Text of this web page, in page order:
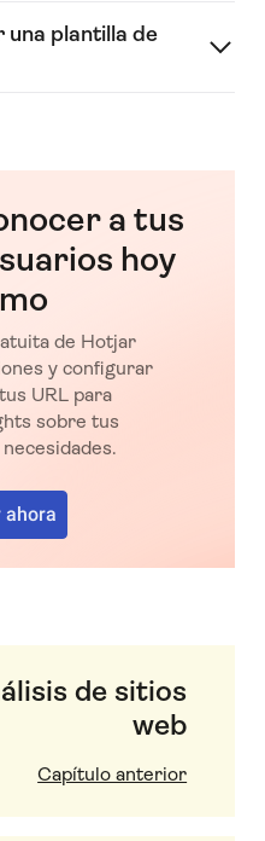
una plantilla de
a tus
hoy
de Hotjar
y configurar
URL para
sobre tus
ahora
de sitios
web
Capítulo anterior